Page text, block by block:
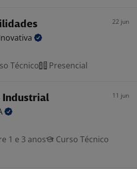
22 jun
Técnico Presencial
Industrial 11 jun
1 e 3 anos
Curso Técnico